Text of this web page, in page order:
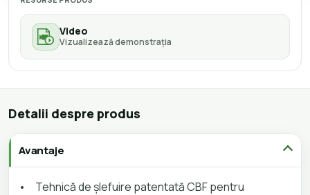
Video
Vizualizează demonstrația
Detalii despre produs
Avantaje
•
Tehnică de șlefuire patentată CBF pentru